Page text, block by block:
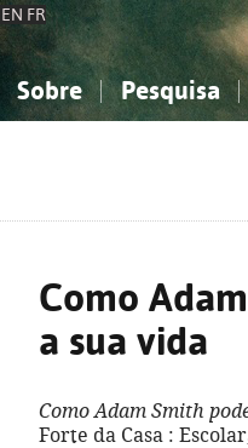
EN FR
Sobre Pesquisa
Como
a sua vida
Como Adam Smith
Forte da Casa :